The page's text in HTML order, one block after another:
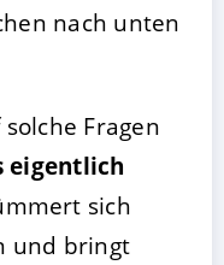
nach unten
Fragen
eigentlich
sich
und bringt